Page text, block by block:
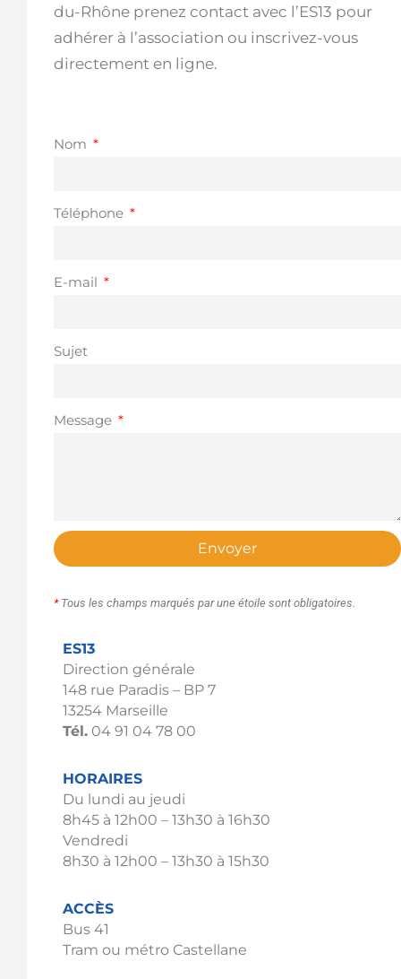
du-Rhône prenez contact avec l’ES13 pour
adhérer à l’association ou inscrivez-vous
directement en ligne.
Nom
Téléphone
E-mail
Sujet
Message
Envoyer
*Tous les champs marqués par une étoile sont obligatoires.
ES13
Direction générale
148 rue Paradis – BP 7
13254 Marseille
Tél. 04 91 04 78 00
HORAIRES
Du lundi au jeudi
8h45 à 12h00 – 13h30 à 16h30
Vendredi
8h30 à 12h00 – 13h30 à 15h30
ACCÈS
Bus 41
Tram ou métro Castellane